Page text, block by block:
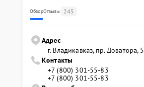
ОбзорОтзывы 245
Адрес
г. Владикавказ, пр. Доватора,
Контакты
+7 (800) 301-55-83
+7 (800) 301-55-83